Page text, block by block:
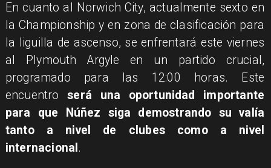
En cuanto al Norwich City, actualmente sexto en
la Championship y en zona de clasificación para
la liguilla de ascenso, se enfrentará este viernes
al Plymouth Argyle en un partido crucial,
programado para las 12:00 horas. Este
encuentro será una oportunidad importante
para que Núñez siga demostrando su valía
tanto a nivel de clubes como a nivel
internacional .